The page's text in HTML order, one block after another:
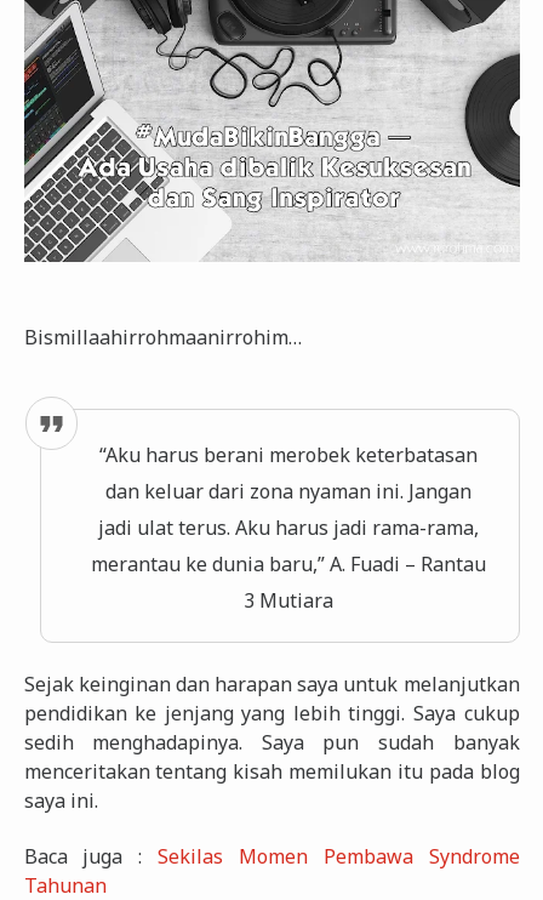
Bismillaahirrohmaanirrohim…
“Aku harus berani merobek keterbatasan
dan keluar dari zona nyaman ini. Jangan
jadi ulat terus. Aku harus jadi rama-rama,
merantau ke dunia baru,” A. Fuadi – Rantau
3 Mutiara
Sejak keinginan dan harapan saya untuk melanjutkan
pendidikan ke jenjang yang lebih tinggi. Saya cukup
sedih menghadapinya. Saya pun sudah banyak
menceritakan tentang kisah memilukan itu pada blog
saya ini.
Baca juga : Sekilas Momen Pembawa Syndrome
Tahunan